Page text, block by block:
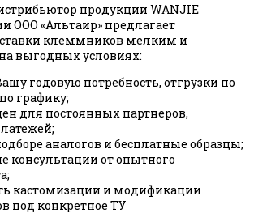
продукции WANJIE
ООО «Альтаир» предлагает
клеммников мелким и
выгодных условиях:
годовую потребность, отгрузки по
графику;
для постоянных партнеров,
аналогов и бесплатные образцы;
консультации от опытного
кастомизации и модификации
под конкретное ТУ